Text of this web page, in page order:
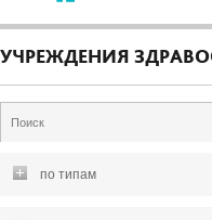
УЧРЕЖДЕНИЯ
по типам